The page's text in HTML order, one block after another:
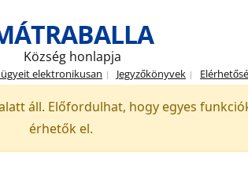
Község honlapja
elektronikusan Jegyzőkönyvek
áll. Előfordulhat, hogy egyes
érhetők el.